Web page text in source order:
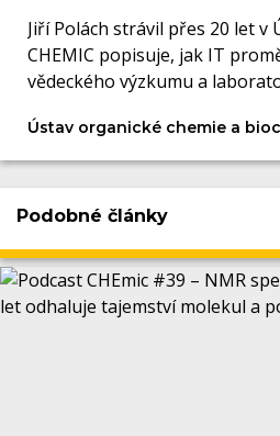
Jiří Polách strávil přes 20 let v
CHEMIC popisuje, jak IT
vědeckého výzkumu a
Ústav organické chemie a
Podobné články